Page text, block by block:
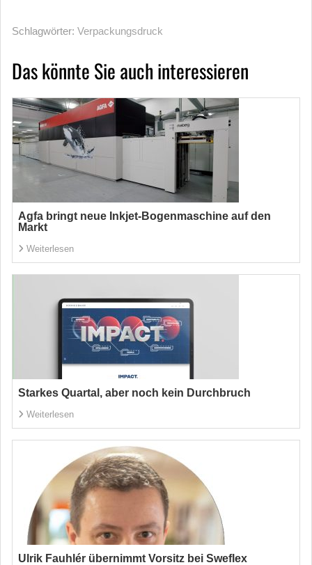
Schlagwörter: Verpackungsdruck
Das könnte Sie auch interessieren
Agfa bringt neue Inkjet-Bogenmaschine auf den
Markt
Weiterlesen
Starkes Quartal, aber noch kein Durchbruch
Weiterlesen
Ulrik Fauhlér übernimmt Vorsitz bei Sweflex